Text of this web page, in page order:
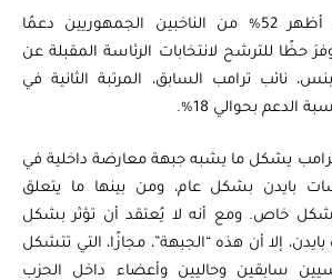
وبحسب الاستطلاع، أظهر 52% من الناخبين الجمهوريين دعمًا
حظًا للترشح لانتخابات الرئاسة المقبلة عن
نائب ترامب السابق، المرتبة الثانية في
بحوالي 18%.
يشكل ما يشبه جبهة معارضة داخلية في
بايدن بشكل عام، ومن بينها ما يتعلق
خاص. ومع أنه لا يُعتقد أن تؤثر بشكل
إلا أن هذه “الجبهة”، مجازًا، التي تتشكل
سابقين وحاليين وأعضاء داخل الحزب